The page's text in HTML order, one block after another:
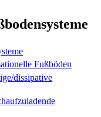
Fußböden
dissipative